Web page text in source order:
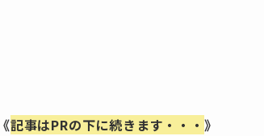
記事はPRの下に続きます・・・ 》